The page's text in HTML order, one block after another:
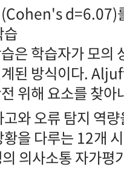
(Cohen's d=6.07)
은 학습자가 모의
된 방식이다.
위해 요소를 찾
와 오류 탐지 역
을 다루는 12개
의사소통 자가평